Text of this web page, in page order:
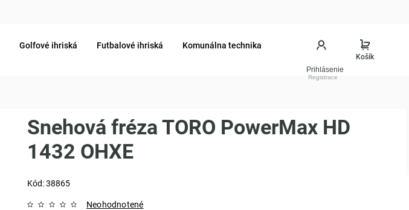
Prihlásenie
Golfové ihriská Futbalové ihriská Komunálna technika
Snehová fréza TORO PowerMax HD
1432 OHXE
Neohodnotené
Kód:38865